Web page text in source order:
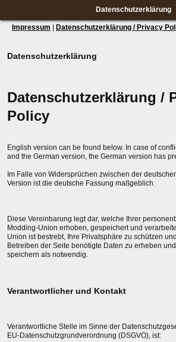
Datenschutzerklärung
Impressum Datenschutzerklärung / Privacy
Datenschutzerklärung
Datenschutzerklärung /
Policy
English version can be found below. In case of
and the German version, the German version has
Im Falle von Widersprüchen zwischen der
Version ist die deutsche Fassung maßgeblich.
Diese Vereinbarung legt dar, welche Ihrer
Modding-Union erhoben, gespeichert und
Union ist bestrebt, Ihre Privatsphäre zu schützen
Betreiben der Seite benötigte Daten zu erheben
speichern als notwendig.
Verantwortlicher und Kontakt
Verantwortliche Stelle im Sinne der
EU-Datenschutzgrundverordnung (DSGVO), ist: